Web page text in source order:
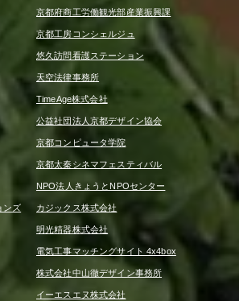
京都府商工労働観光部産業振興課
京都工房コンシェルジュ
悠久訪問看護ステーション
天空法律事務所
TimeAge株式会社
公益社団法人京都デザイン協会
京都コンピュータ学院
京都太秦シネマフェスティバル
NPO法人きょうとNPOセンター
ンズ カジックス株式会社
明光精器株式会社
電気工事マッチングサイト 4x4box
株式会社中山徹デザイン事務所
イーエスエヌ株式会社